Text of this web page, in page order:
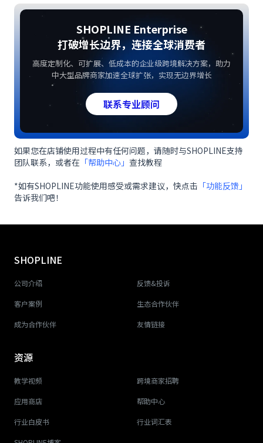
SHOPLINE Enterprise
打破增长边界，连接全球消费者
高度定制化、可扩展、低成本的企业级跨境解决方案，助力
中大型品牌商家加速全球扩张，实现无边界增长
联系专业顾问
如果您在店铺使用过程中有任何问题，请随时与SHOPLINE支持
团队联系，或者在 「帮助中心」 查找教程
*如有SHOPLINE功能使用感受或需求建议，快点击 「功能反馈」
告诉我们吧！
SHOPLINE
公司介绍 反馈&投诉
客户案例 生态合作伙伴
成为合作伙伴 友情链接
资源
教学视频 跨境商家招聘
应用商店 帮助中心
行业白皮书 行业词汇表